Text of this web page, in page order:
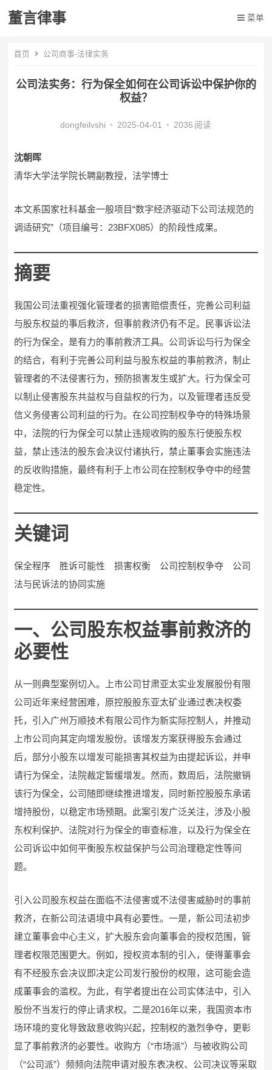
董言律事 菜单
首页 公司商事-法律实务
公司法实务：行为保全如何在公司诉讼中保护你的
权益？
dongfeilvshi • 2025-04-01 • 2036 阅读
沈朝晖
清华大学法学院长聘副教授，法学博士
本文系国家社科基金一般项目“数字经济驱动下公司法规范的
调适研究”（项目编号：23BFX085）的阶段性成果。
摘要
我国公司法重视强化管理者的损害赔偿责任，完善公司利益
与股东权益的事后救济，但事前救济仍有不足。民事诉讼法
的行为保全，是有力的事前救济工具。公司诉讼与行为保全
的结合，有利于完善公司利益与股东权益的事前救济，制止
管理者的不法侵害行为，预防损害发生或扩大。行为保全可
以制止侵害股东共益权与自益权的行为，以及管理者违反受
信义务侵害公司利益的行为。在公司控制权争夺的特殊场景
中，法院的行为保全可以禁止违规收购的股东行使股东权
益，禁止违法的股东会决议付诸执行，禁止董事会实施违法
的反收购措施，最终有利于上市公司在控制权争夺中的经营
稳定性。
关键词
保全程序 胜诉可能性 损害权衡 公司控制权争夺 公司
法与民诉法的协同实施
一、公司股东权益事前救济的
必要性
从一则典型案例切入。上市公司甘肃亚太实业发展股份有限
公司近年来经营困难，原控股股东亚太矿业通过表决权委
托，引入广州万顺技术有限公司作为新实际控制人，并推动
上市公司向其定向增发股份。该增发方案获得股东会通过
后，部分小股东以增发可能损害其权益为由提起诉讼，并申
请行为保全，法院裁定暂缓增发。然而，数周后，法院撤销
该行为保全，公司随即继续推进增发，同时新控股股东承诺
增持股份，以稳定市场预期。此案引发广泛关注，涉及小股
东权利保护、法院对行为保全的审查标准，以及行为保全在
公司诉讼中如何平衡股东权益保护与公司治理稳定性等问
题。
引入公司股东权益在面临不法侵害或不法侵害威胁时的事前
救济，在新公司法语境中具有必要性。一是，新公司法初步
建立董事会中心主义，扩大股东会向董事会的授权范围，管
理者权限范围更大。例如，授权资本制的引入，使得董事会
有不经股东会决议即决定公司发行股份的权限，这可能会造
成董事会的滥权。为此，有学者提出在公司实体法中，引入
股份不当发行的停止请求权。二是2016年以来，我国资本市
场环境的变化导致敌意收购兴起，控制权的激烈争夺，更彰
显了事前救济的必要性。收购方（“市场派”）与被收购公司
（“公司派”）频频向法院申请对股东表决权、公司决议等采取